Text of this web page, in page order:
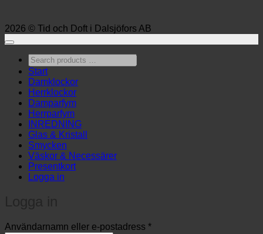
2026 © Tid och Doft i Dalsjöfors AB
Search
products
…
Start
Damklockor
Herrklockor
Damparfym
Herrparfym
INREDNING
Glas & Kristall
Smycken
Väskor & Necessärer
Presentkort
Logga in
Användarnamn eller e-postadress *Obligatoriskt